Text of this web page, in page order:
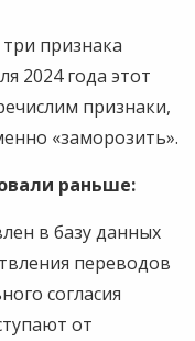
признака
2024 года этот
признаки,
«заморозить».
раньше:
в базу данных
переводов
согласия
от